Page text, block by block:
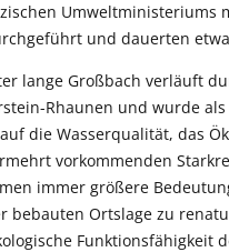
Umweltministeriums
und dauerten
lange Großbach verläuft
Rhaunen und wurde
die Wasserqualität, das
vorkommenden
immer größere
bebauten Ortslage zu
Funktionsfähigkeit